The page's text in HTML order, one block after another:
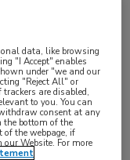
data, like browsing
"I Accept" enables
under "we and our
"Reject All" or
are disabled,
to you. You can
consent at any
the bottom of the
the webpage, if
Website. For more